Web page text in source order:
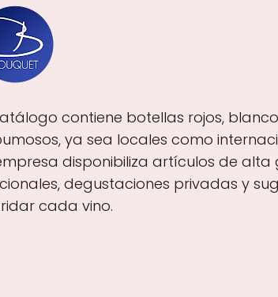
contiene botellas rojos,
ya sea locales como
disponibiliza artículos de alta
degustaciones privadas y
cada vino.